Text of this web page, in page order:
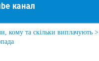
канал
кому та скільки виплачують >